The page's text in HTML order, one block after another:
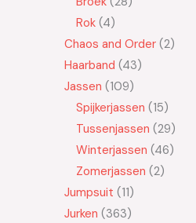
Rok 4
Chaos and Order 2
Haarband 43
Jassen 109
Spijkerjassen 15
Tussenjassen 29
Winterjassen 46
Zomerjassen 2
Jumpsuit 11
Jurken 363